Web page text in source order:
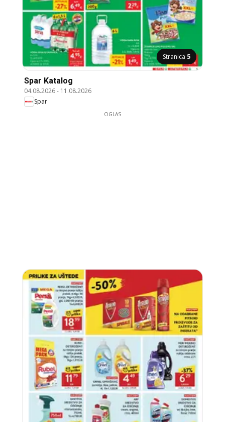
Stranica 5
Spar Katalog
04.08.2026- 11.08.2026
Spar
OGLAS